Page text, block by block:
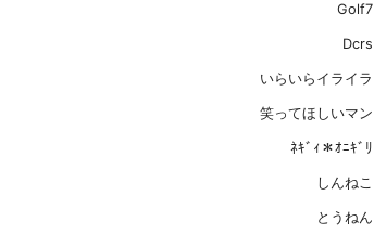
Golf7
Dcrs
いらいらイライラ
笑ってほしいマン
ﾈｷﾞｨ＊ｵﾆｷﾞﾘ
しんねこ
とうねん